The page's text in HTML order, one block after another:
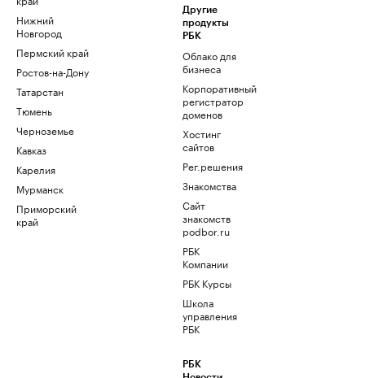
Нижний
Новгород
Пермский край
Ростов-на-Дону
Татарстан
Тюмень
Черноземье
Кавказ
Карелия
Мурманск
Приморский
край
Другие
продукты
РБК
Облако для
бизнеса
Корпоративный
регистратор
доменов
Хостинг
сайтов
Рег.решения
Знакомства
Сайт
знакомств
podbor.ru
РБК
Компании
РБК Курсы
Школа
управления
РБК
РБК